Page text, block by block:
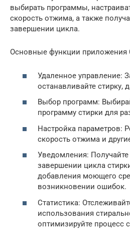
выбирать программы,
скорость отжима, а также
завершении цикла.
Основные функции приложения
Удаленное управление:
останавливайте стирку,
Выбор программ:
программу стирки для
Настройка параметров:
скорость отжима и
Уведомления:
завершении цикла
добавления моющего
возникновении ошибок.
Статистика:
использования
оптимизируйте процесс